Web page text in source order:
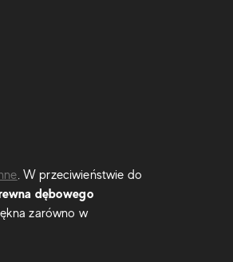
. W przeciwieństwie do
dębowego
zarówno w